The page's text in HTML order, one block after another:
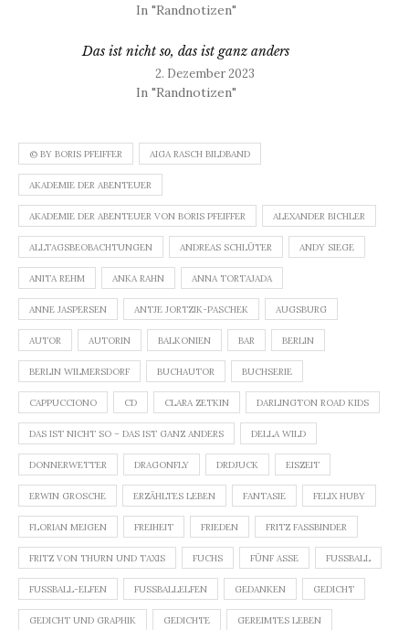
In "Randnotizen"
Das ist nicht so, das ist ganz anders
2. Dezember 2023
In "Randnotizen"
© BY BORIS PFEIFFER AIGA RASCH BILDBAND
AKADEMIE DER ABENTEUER
AKADEMIE DER ABENTEUER VON BORIS PFEIFFER ALEXANDER BICHLER
ALLTAGSBEOBACHTUNGEN ANDREAS SCHLÜTER ANDY SIEGE
ANITA REHM ANKA RAHN ANNA TORTAJADA
ANNE JASPERSEN ANTJE JORTZIK-PASCHEK AUGSBURG
AUTOR AUTORIN BALKONIEN BAR BERLIN
BERLIN WILMERSDORF BUCHAUTOR BUCHSERIE
CAPPUCCIONO CD CLARA ZETKIN DARLINGTON ROAD KIDS
DAS IST NICHT SO – DAS IST GANZ ANDERS DELLA WILD
DONNERWETTER DRAGONFLY DRDJUCK EISZEIT
ERWIN GROSCHE ERZÄHLTES LEBEN FANTASIE FELIX HUBY
FLORIAN MEIGEN FREIHEIT FRIEDEN FRITZ FASSBINDER
FRITZ VON THURN UND TAXIS FUCHS FÜNF ASSE FUSSBALL
FUSSBALL-ELFEN FUSSBALLELFEN GEDANKEN GEDICHT
GEDICHT UND GRAPHIK GEDICHTE GEREIMTES LEBEN